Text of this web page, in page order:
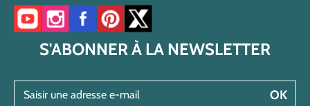
Accéder à notre chaîne YouTube
Accéder à notre compte Instagram
Accéder à notre page Facebook
Accéder à notre compte Pinterest
Accéder à notre compte Twitter/X
S'ABONNER À LA NEWSLETTER
OK